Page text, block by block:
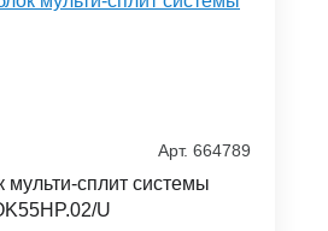
Арт. 664789
сплит системы
U